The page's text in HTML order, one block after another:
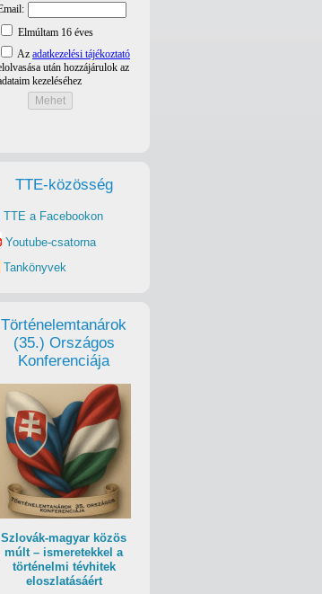
TTE-közösség
TTE a Facebookon
Youtube-csatorna
Tankönyvek
Történelemtanárok
(35.) Országos
Konferenciája
Szlovák-magyar közös
múlt – ismeretekkel a
történelmi tévhitek
eloszlatásáért